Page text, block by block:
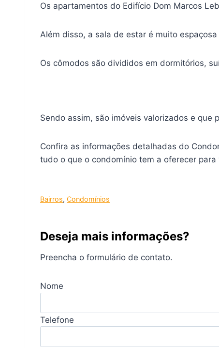
Os apartamentos do Edifício Dom Marcos
Além disso, a sala de estar é muito
Os cômodos são divididos em dormitórios,
Sendo assim, são imóveis valorizados e
Confira as informações detalhadas do
tudo o que o condomínio tem a oferecer para
Bairros, Condomínios
Deseja mais informações?
Preencha o formulário de contato.
Nome
Telefone